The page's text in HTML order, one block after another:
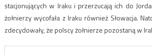
stacjonujących w Iraku i przerzucają ich do
żołnierzy wycofała z Iraku również Słowacja.
zdecydowały, że polscy żołnierze pozostaną w